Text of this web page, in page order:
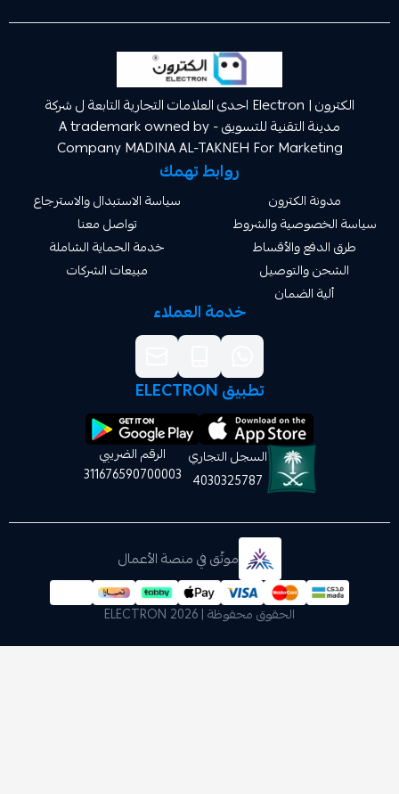
الكترون | Electron احدى العلامات التجارية التابعة ل شركة
مدينة التقنية للتسويق A trademark owned by -
Company MADINA AL-TAKNEH For
روابط تهمك
والشروط
والأقساط
والتوصيل
سياسة الاستبدال والاسترجاع
خدمة الحماية الشاملة
مبيعات الشركات
خدمة العملاء
السجل التجاري
4030325787
الرقم الضريبي
311676590700003
موثّق في منصة الأعمال
الحقوق محفوظة | 2026 ELECTRON